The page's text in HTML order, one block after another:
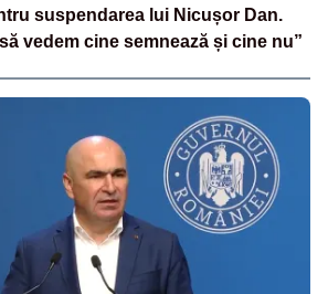
suspendarea lui Nicușor Dan.
vedem cine semnează și cine nu”